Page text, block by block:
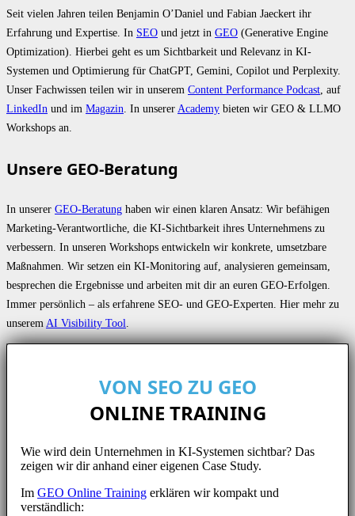
Seit vielen Jahren teilen Benjamin O’Daniel und Fabian Jaeckert ihr
Erfahrung und Expertise. In SEO und jetzt in GEO (Generative Engine
Optimization). Hierbei geht es um Sichtbarkeit und Relevanz in KI-
Systemen und Optimierung für ChatGPT, Gemini, Copilot und Perplexity.
Unser Fachwissen teilen wir in unserem Content Performance Podcast , auf
LinkedIn und im Magazin . In unserer Academy bieten wir GEO & LLMO
Workshops an.
Unsere GEO-Beratung
In unserer GEO-Beratung haben wir einen klaren Ansatz: Wir befähigen
Marketing-Verantwortliche, die KI-Sichtbarkeit ihres Unternehmens zu
verbessern. In unseren Workshops entwickeln wir konkrete, umsetzbare
Maßnahmen. Wir setzen ein KI-Monitoring auf, analysieren gemeinsam,
besprechen die Ergebnisse und arbeiten mit dir an euren GEO-Erfolgen.
Immer persönlich – als erfahrene SEO- und GEO-Experten. Hier mehr zu
unserem AI Visibility Tool
VON SEO ZU GEO
ONLINE TRAINING
Wie wird dein Unternehmen in KI-Systemen sichtbar? Das
zeigen wir dir anhand einer eigenen Case Study.
Im GEO Online Training erklären wir kompakt und
verständlich: